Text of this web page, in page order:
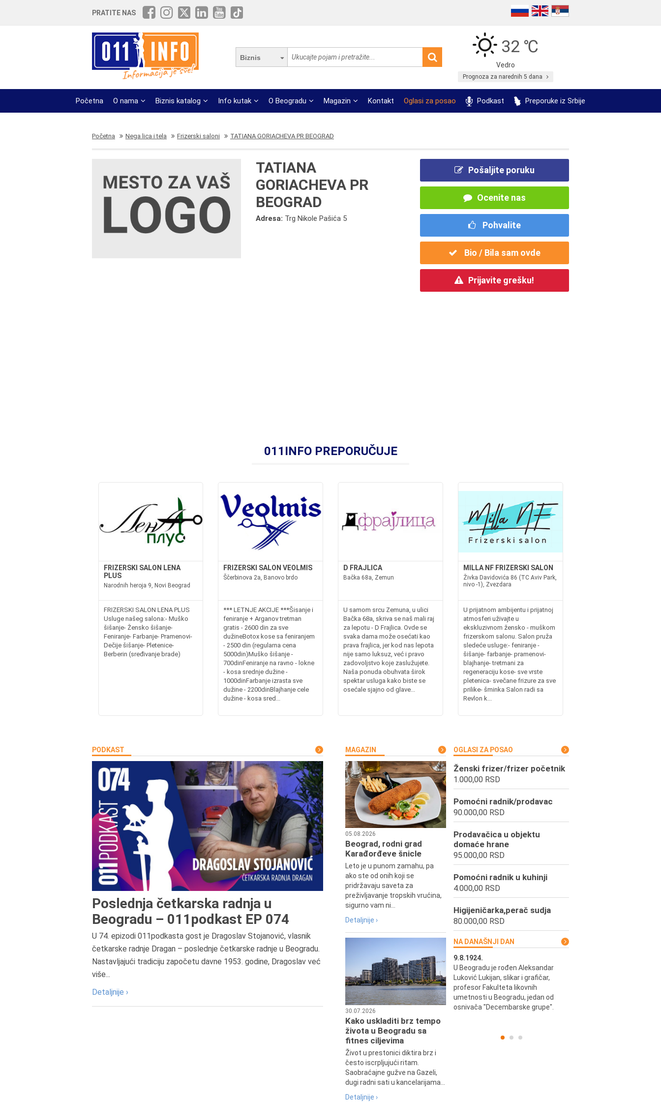
PRATITE NAS
Biznis
32 ℃
Vedro
Prognoza za narednih 5 dana
Početna O nama Biznis katalog Info kutak O Beogradu Magazin Kontakt Oglasi za posao Podkast Preporuke iz Srbije
Početna Nega lica i tela Frizerski saloni TATIANA GORIACHEVA PR BEOGRAD
TATIANA
GORIACHEVA PR
BEOGRAD
Adresa: Trg Nikole Pašića 5
Pošaljite poruku
Ocenite nas
Pohvalite
Bio / Bila sam ovde
Prijavite grešku!
011INFO PREPORUČUJE
FRIZERSKI SALON LENA
PLUS
Narodnih heroja 9, Novi Beograd
FRIZERSKI SALON LENA PLUS
Usluge našeg salona:- Muško
šišanje- Žensko šišanje-
Feniranje- Farbanje- Pramenovi-
Dečije šišanje- Pletenice-
Berberin (sređivanje brade)
FRIZERSKI SALON VEOLMIS
Ščerbinova 2a, Banovo brdo
*** LETNJE AKCIJE ***Šisanje i
feniranje + Arganov tretman
gratis - 2600 din za sve
dužineBotox kose sa feniranjem
- 2500 din (regularna cena
5000din)Muško šišanje -
700dinFeniranje na ravno - lokne
- kosa srednje dužine -
1000dinFarbanje izrasta sve
dužine - 2200dinBlajhanje cele
dužine - kosa sred...
D FRAJLICA
Bačka 68a, Zemun
U samom srcu Zemuna, u ulici
Bačka 68a, skriva se naš mali raj
za lepotu - D Frajlica. Ovde se
svaka dama može osećati kao
prava frajlica, jer kod nas lepota
nije samo luksuz, već i pravo
zadovoljstvo koje zaslužujete.
Naša ponuda obuhvata širok
spektar usluga kako biste se
osećale sjajno od glave...
MILLA NF FRIZERSKI SALON
Živka Davidovića 86 (TC Aviv Park,
nivo -1), Zvezdara
U prijatnom ambijentu i prijatnoj
atmosferi uživajte u
ekskluzivnom žensko - muškom
frizerskom salonu. Salon pruža
sledeće usluge:- feniranje -
šišanje- farbanje- pramenovi-
blajhanje- tretmani za
regeneraciju kose- sve vrste
pletenica- svečane frizure za sve
prilike- šminka Salon radi sa
Revlon k...
PODKAST
Poslednja četkarska radnja u
Beogradu – 011podkast EP 074
U 74. epizodi 011podkasta gost je Dragoslav Stojanović, vlasnik
četkarske radnje Dragan – poslednje četkarske radnje u Beogradu.
Nastavljajući tradiciju započetu davne 1953. godine, Dragoslav već
više...
Detaljnije ›
MAGAZIN
05.08.2026
Beograd, rodni grad
Karađorđeve šnicle
Leto je u punom zamahu, pa
ako ste od onih koji se
pridržavaju saveta za
preživljavanje tropskih vrućina,
sigurno vam ni...
Detaljnije ›
30.07.2026
Kako uskladiti brz tempo
života u Beogradu sa
fitnes ciljevima
Život u prestonici diktira brz i
često iscrpljujući ritam.
Saobraćajne gužve na Gazeli,
dugi radni sati u kancelarijama...
Detaljnije ›
OGLASI ZA POSAO
Ženski frizer/frizer početnik
1.000,00 RSD
Pomoćni radnik/prodavac
90.000,00 RSD
Prodavačica u objektu
domaće hrane
95.000,00 RSD
Pomoćni radnik u kuhinji
4.000,00 RSD
Higijeničarka,perač sudja
80.000,00 RSD
NA DANAŠNJI DAN
Dositej Obradović je došao u Srbiju i
u Beograd, gde je nastavio književni i
prosvetni rad, čime je simbolično
najavljen povratak glavnih tokova
srpske kulture južno od Save i
Dunava.
9.8.1924.
U Beogradu je rođen Aleksandar
Luković Lukijan, slikar i grafičar,
profesor Fakulteta likovnih
umetnosti u Beogradu, jedan od
osnivača "Decembarske grupe".